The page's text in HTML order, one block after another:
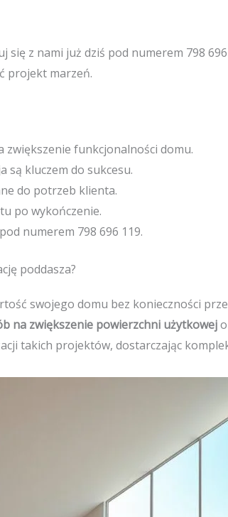
się z nami już dziś pod numerem 798
projekt marzeń.
zwiększenie funkcjonalności domu.
są kluczem do sukcesu.
do potrzeb klienta.
po wykończenie.
numerem 798 696 119.
poddasza?
swojego domu bez konieczności
na zwiększenie powierzchni użytkowej
takich projektów, dostarczając